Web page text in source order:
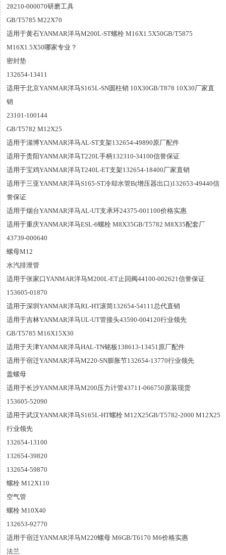
28210-000070研磨工具
GB/T5785 M22X70
适用于黄石YANMAR洋马M200L-ST螺栓 M16X1.5X50GB/T5875
M16X1.5X50哪家专业？
密封垫
132654-13411
适用于北京YANMAR洋马S165L-SN圆柱销 10X30GB/T878 10X30厂家直
销
23101-100144
GB/T5782 M12X25
适用于淄博YANMAR洋马AL-ST支架132654-49890原厂配件
适用于贵阳YANMAR洋马T220L手柄132310-34100信誉保证
适用于宝鸡YANMAR洋马T240L-ET支架132654-18400厂家直销
适用于三亚YANMAR洋马S165-ST冷却水管B(增压器出口)132653-49440信
誉保证
适用于烟台YANMAR洋马AL-UT支承环24375-001100价格实惠
适用于重庆YANMAR洋马ESL-6螺栓 M8X35GB/T5782 M8X35配套厂
43739-000640
螺母M12
水汽排泄管
适用于张家口YANMAR洋马M200L-ET止回阀44100-002621信誉保证
153605-01870
适用于深圳YANMAR洋马RL-HT滚简132654-54111总代直销
适用于吉林YANMAR洋马UL-UT管接头43590-004120行业领先
GB/T5785 M16X15X30
适用于天津YANMAR洋马HAL-TN铭板138613-13451原厂配件
适用于宿迁YANMAR洋马M220-SN膨胀节132654-13770行业领先
盖螺母
适用于长沙YANMAR洋马M200压力计管43711-066750原装现货
153605-52090
适用于武汉YANMAR洋马S165L-HT螺栓 M12X25GB/T5782-2000 M12X25
行业领先
132654-13100
132654-39820
132654-59870
螺栓 M12X110
空气管
螺栓 M10X40
132653-92770
适用于宿迁YANMAR洋马M220螺母 M6GB/T6170 M6价格实惠
法兰